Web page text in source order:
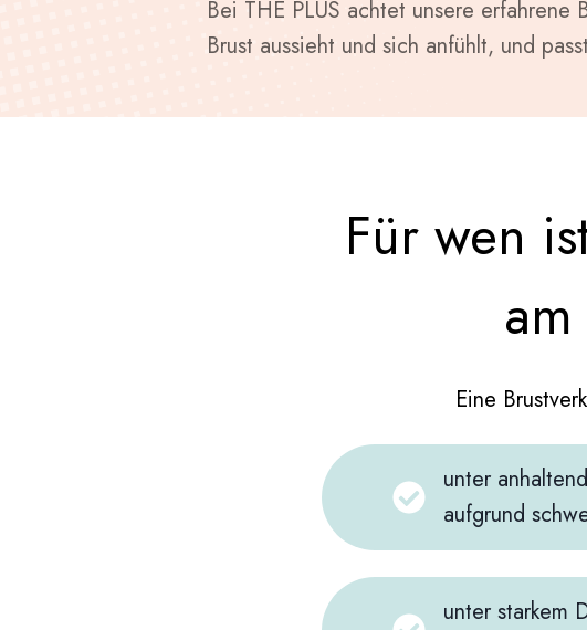
Bei THE PLUS achtet unsere
Brust aussieht und sich anfühlt, und
Für wen
Eine
unter
aufgrund
unter starkem